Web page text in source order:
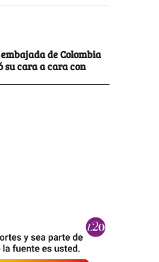
de Colombia
su cara a cara con